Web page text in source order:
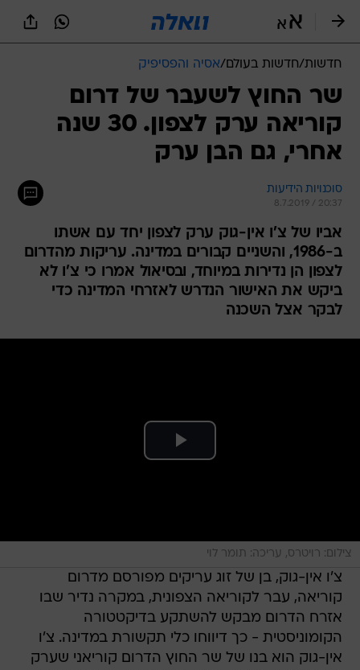
חדשות/חדשות בעולם /אסיה והפסיפיק
שר החוץ לשעבר של דרום
קוריאה ערק לצפון. 30 שנה
אחרי, גם הבן ערק
סוכנויות הידיעות
8.7.2019 / 20:37
אביו של צ'ו אין-גוק ערק לצפון יחד עם אשתו
ב-1986, והשניים קבורים במדינה. עריקות מהדרום
לצפון הן נדירות במיוחד, ובסיאול אמרו כי צ'ו לא
ביקש את האישור הנדרש לאזרחי המדינה כדי
לבקר אצל השכנה
צילום: רויטרס, עריכה: תומר לוי
צ'ו אין-גוק, בן של זוג עריקים מפורסם מדרום
קוריאה, עבר לקוריאה הצפונית, במקרה נדיר שבו
אזרח הדרום מבקש להשתקע בדיקטטורה
הקומוניסטית - כך דיווחו כלי תקשורת במדינה. צ'ו
אין-גוק הוא בנו של שר החוץ הדרום קוריאני שערק